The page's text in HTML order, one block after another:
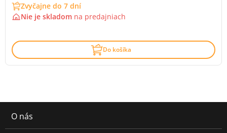
Zvyčajne do 7 dní
Nie je skladom na predajniach
Do košíka
O nás